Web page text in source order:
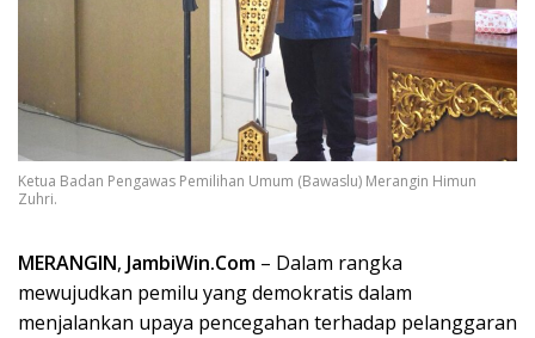
Ketua Badan Pengawas Pemilihan Umum (Bawaslu) Merangin Himun
Zuhri.
MERANGIN, JambiWin.Com – Dalam rangka
mewujudkan pemilu yang demokratis dalam
menjalankan upaya pencegahan terhadap pelanggaran